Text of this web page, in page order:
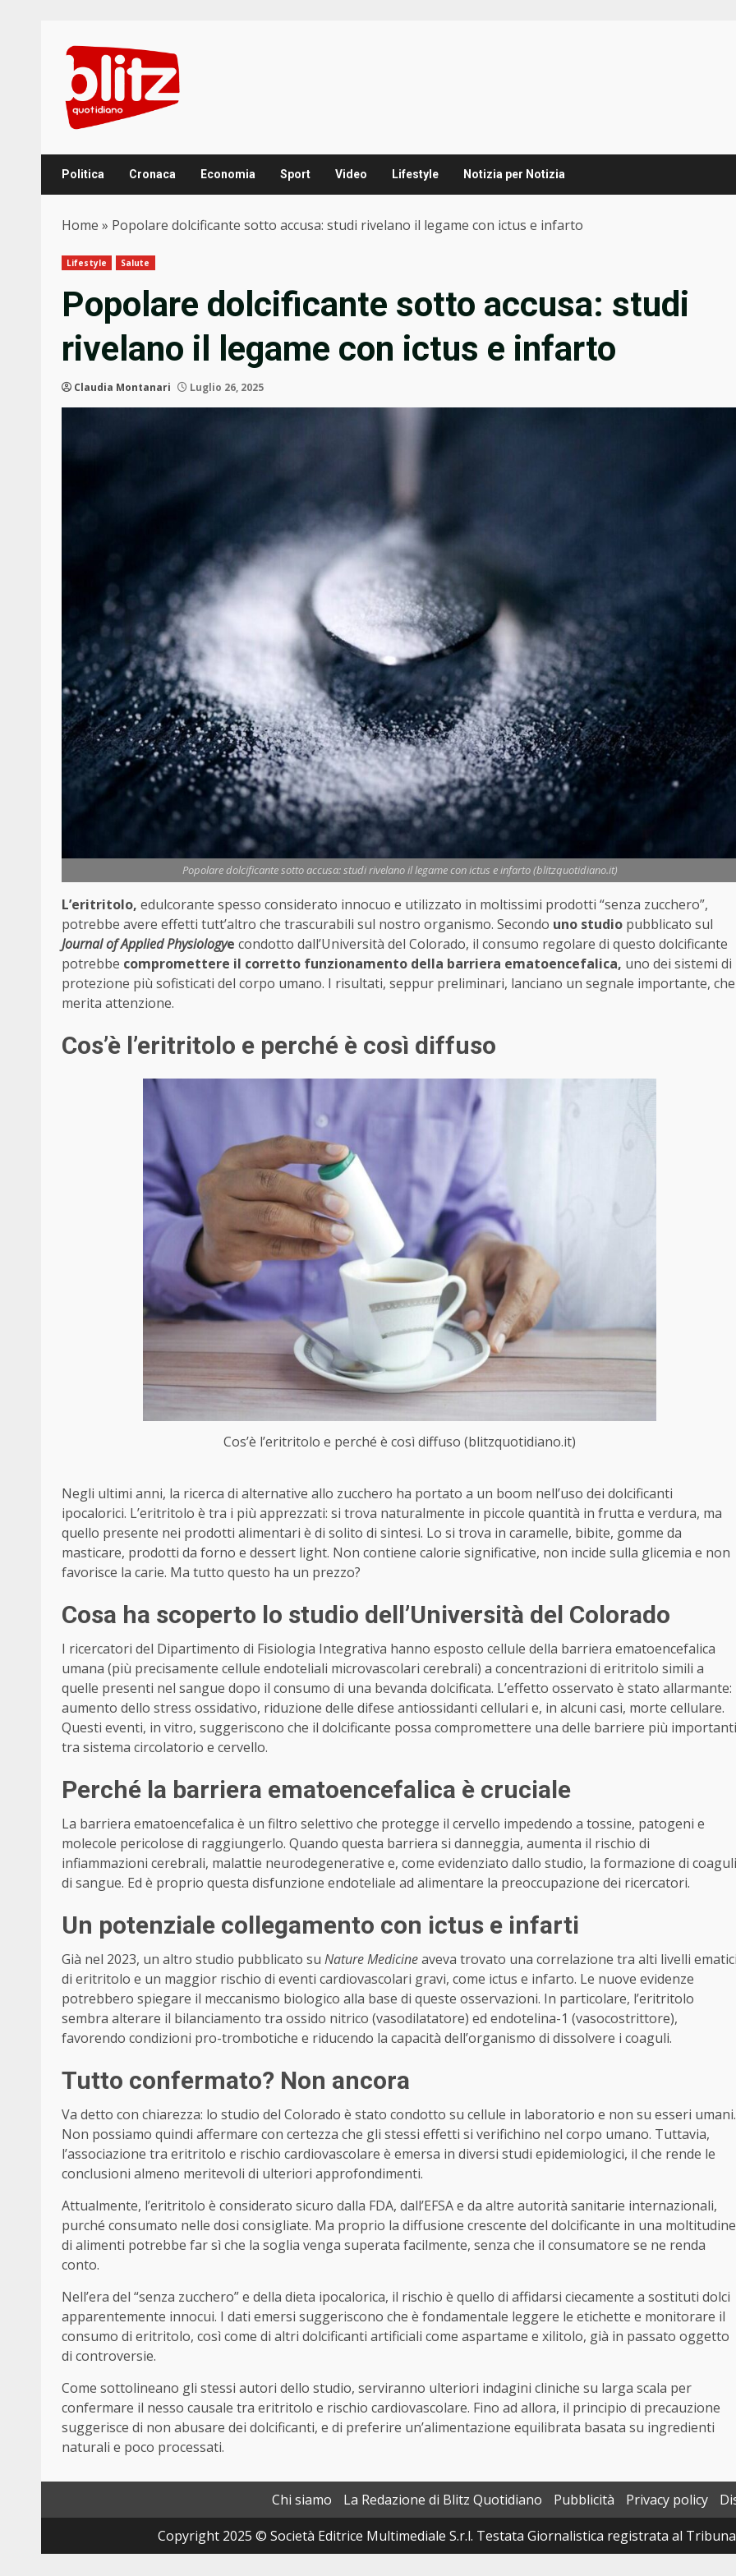
content
Politica Cronaca Economia Sport Video Lifestyle Notizia per Notizia
Home » Popolare dolcificante sotto accusa: studi rivelano il legame con ictus e infarto
Lifestyle Salute
Popolare dolcificante sotto accusa: studi
rivelano il legame con ictus e infarto
Claudia Montanari Luglio 26, 2025
Popolare dolcificante sotto accusa: studi rivelano il legame con ictus e infarto (blitzquotidiano.it)
L’eritritolo, edulcorante spesso considerato innocuo e utilizzato in moltissimi prodotti “senza zucchero”,
potrebbe avere effetti tutt’altro che trascurabili sul nostro organismo. Secondo uno studio pubblicato sul
Journal of Applied Physiologye condotto dall’Università del Colorado, il consumo regolare di questo dolcificante
potrebbe compromettere il corretto funzionamento della barriera ematoencefalica, uno dei sistemi di
protezione più sofisticati del corpo umano. I risultati, seppur preliminari, lanciano un segnale importante, che
merita attenzione.
Cos’è l’eritritolo e perché è così diffuso
Cos’è l’eritritolo e perché è così diffuso (blitzquotidiano.it)
Negli ultimi anni, la ricerca di alternative allo zucchero ha portato a un boom nell’uso dei dolcificanti
ipocalorici. L’eritritolo è tra i più apprezzati: si trova naturalmente in piccole quantità in frutta e verdura, ma
quello presente nei prodotti alimentari è di solito di sintesi. Lo si trova in caramelle, bibite, gomme da
masticare, prodotti da forno e dessert light. Non contiene calorie significative, non incide sulla glicemia e non
favorisce la carie. Ma tutto questo ha un prezzo?
Cosa ha scoperto lo studio dell’Università del Colorado
I ricercatori del Dipartimento di Fisiologia Integrativa hanno esposto cellule della barriera ematoencefalica
umana (più precisamente cellule endoteliali microvascolari cerebrali) a concentrazioni di eritritolo simili a
quelle presenti nel sangue dopo il consumo di una bevanda dolcificata. L’effetto osservato è stato allarmante:
aumento dello stress ossidativo, riduzione delle difese antiossidanti cellulari e, in alcuni casi, morte cellulare.
Questi eventi, in vitro, suggeriscono che il dolcificante possa compromettere una delle barriere più importanti
tra sistema circolatorio e cervello.
Perché la barriera ematoencefalica è cruciale
La barriera ematoencefalica è un filtro selettivo che protegge il cervello impedendo a tossine, patogeni e
molecole pericolose di raggiungerlo. Quando questa barriera si danneggia, aumenta il rischio di
infiammazioni cerebrali, malattie neurodegenerative e, come evidenziato dallo studio, la formazione di coaguli
di sangue. Ed è proprio questa disfunzione endoteliale ad alimentare la preoccupazione dei ricercatori.
Un potenziale collegamento con ictus e infarti
Già nel 2023, un altro studio pubblicato su Nature Medicineaveva trovato una correlazione tra alti livelli
di eritritolo e un maggior rischio di eventi cardiovascolari gravi, come ictus e infarto. Le nuove evidenze
potrebbero spiegare il meccanismo biologico alla base di queste osservazioni. In particolare, l’eritritolo
sembra alterare il bilanciamento tra ossido nitrico (vasodilatatore) ed endotelina-1 (vasocostrittore),
favorendo condizioni pro-trombotiche e riducendo la capacità dell’organismo di dissolvere i coaguli.
Tutto confermato? Non ancora
Va detto con chiarezza: lo studio del Colorado è stato condotto su cellule in laboratorio e non su esseri umani.
Non possiamo quindi affermare con certezza che gli stessi effetti si verifichino nel corpo umano. Tuttavia,
l’associazione tra eritritolo e rischio cardiovascolare è emersa in diversi studi epidemiologici, il che rende le
conclusioni almeno meritevoli di ulteriori approfondimenti.
Attualmente, l’eritritolo è considerato sicuro dalla FDA, dall’EFSA e da altre autorità sanitarie internazionali,
purché consumato nelle dosi consigliate. Ma proprio la diffusione crescente del dolcificante in una moltitudine
di alimenti potrebbe far sì che la soglia venga superata facilmente, senza che il consumatore se ne renda
conto.
Nell’era del “senza zucchero” e della dieta ipocalorica, il rischio è quello di affidarsi ciecamente a sostituti dolci
apparentemente innocui. I dati emersi suggeriscono che è fondamentale leggere le etichette e monitorare il
consumo di eritritolo, così come di altri dolcificanti artificiali come aspartame e xilitolo, già in passato oggetto
di controversie.
Come sottolineano gli stessi autori dello studio, serviranno ulteriori indagini cliniche su larga scala per
confermare il nesso causale tra eritritolo e rischio cardiovascolare. Fino ad allora, il principio di precauzione
suggerisce di non abusare dei dolcificanti, e di preferire un’alimentazione equilibrata basata su ingredienti
naturali e poco processati.
Chi siamo La Redazione di Blitz Quotidiano Pubblicità Privacy policy
Copyright 2025 © Società Editrice Multimediale S.r.l. Testata Giornalistica registrata al